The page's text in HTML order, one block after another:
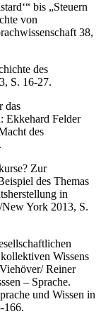
bis „Steuern
von
38,
des
S. 16-27.
das
Ekkehard Felder
des
Zur
des Themas
in
York 2013, S.
Wissens
Reiner
– Sprache.
und Wissen in
166.